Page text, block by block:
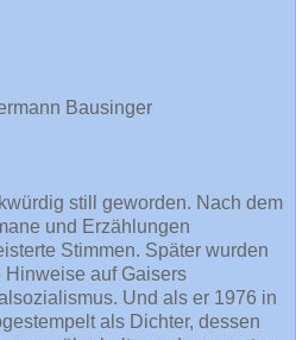
Bausinger
still geworden. Nach dem
und Erzählungen
Stimmen. Später wurden
Hinweise auf Gaisers
Und als er 1976 in
als Dichter, dessen